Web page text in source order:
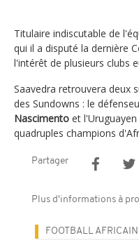
Titulaire indiscutable de
qui il a disputé la dernière
l'intérêt de plusieurs clubs
Saavedra retrouvera deux
des Sundowns : le
Nascimento et l'Uruguayen
quadruples champions
Partager
Plus d'informations à
FOOTBALL AFRICAIN